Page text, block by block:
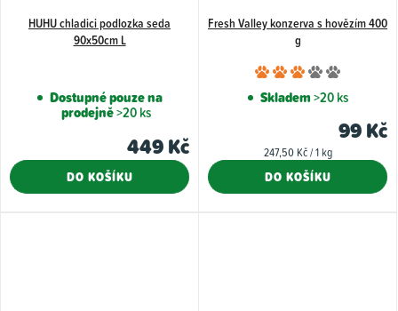
HUHU chladici podlozka seda
90x50cm L
Dostupné pouze na
prodejně>20 ks
449 Kč
DO KOŠÍKU
Fresh Valley konzerva s hovězím 400
g
je
3,0
Skladem>20 ks
99 Kč
Měrná
247,50 Kč / 1 kg
DO KOŠÍKU